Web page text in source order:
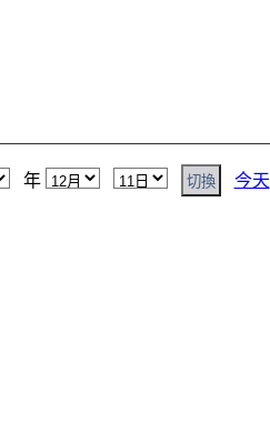
年
今天